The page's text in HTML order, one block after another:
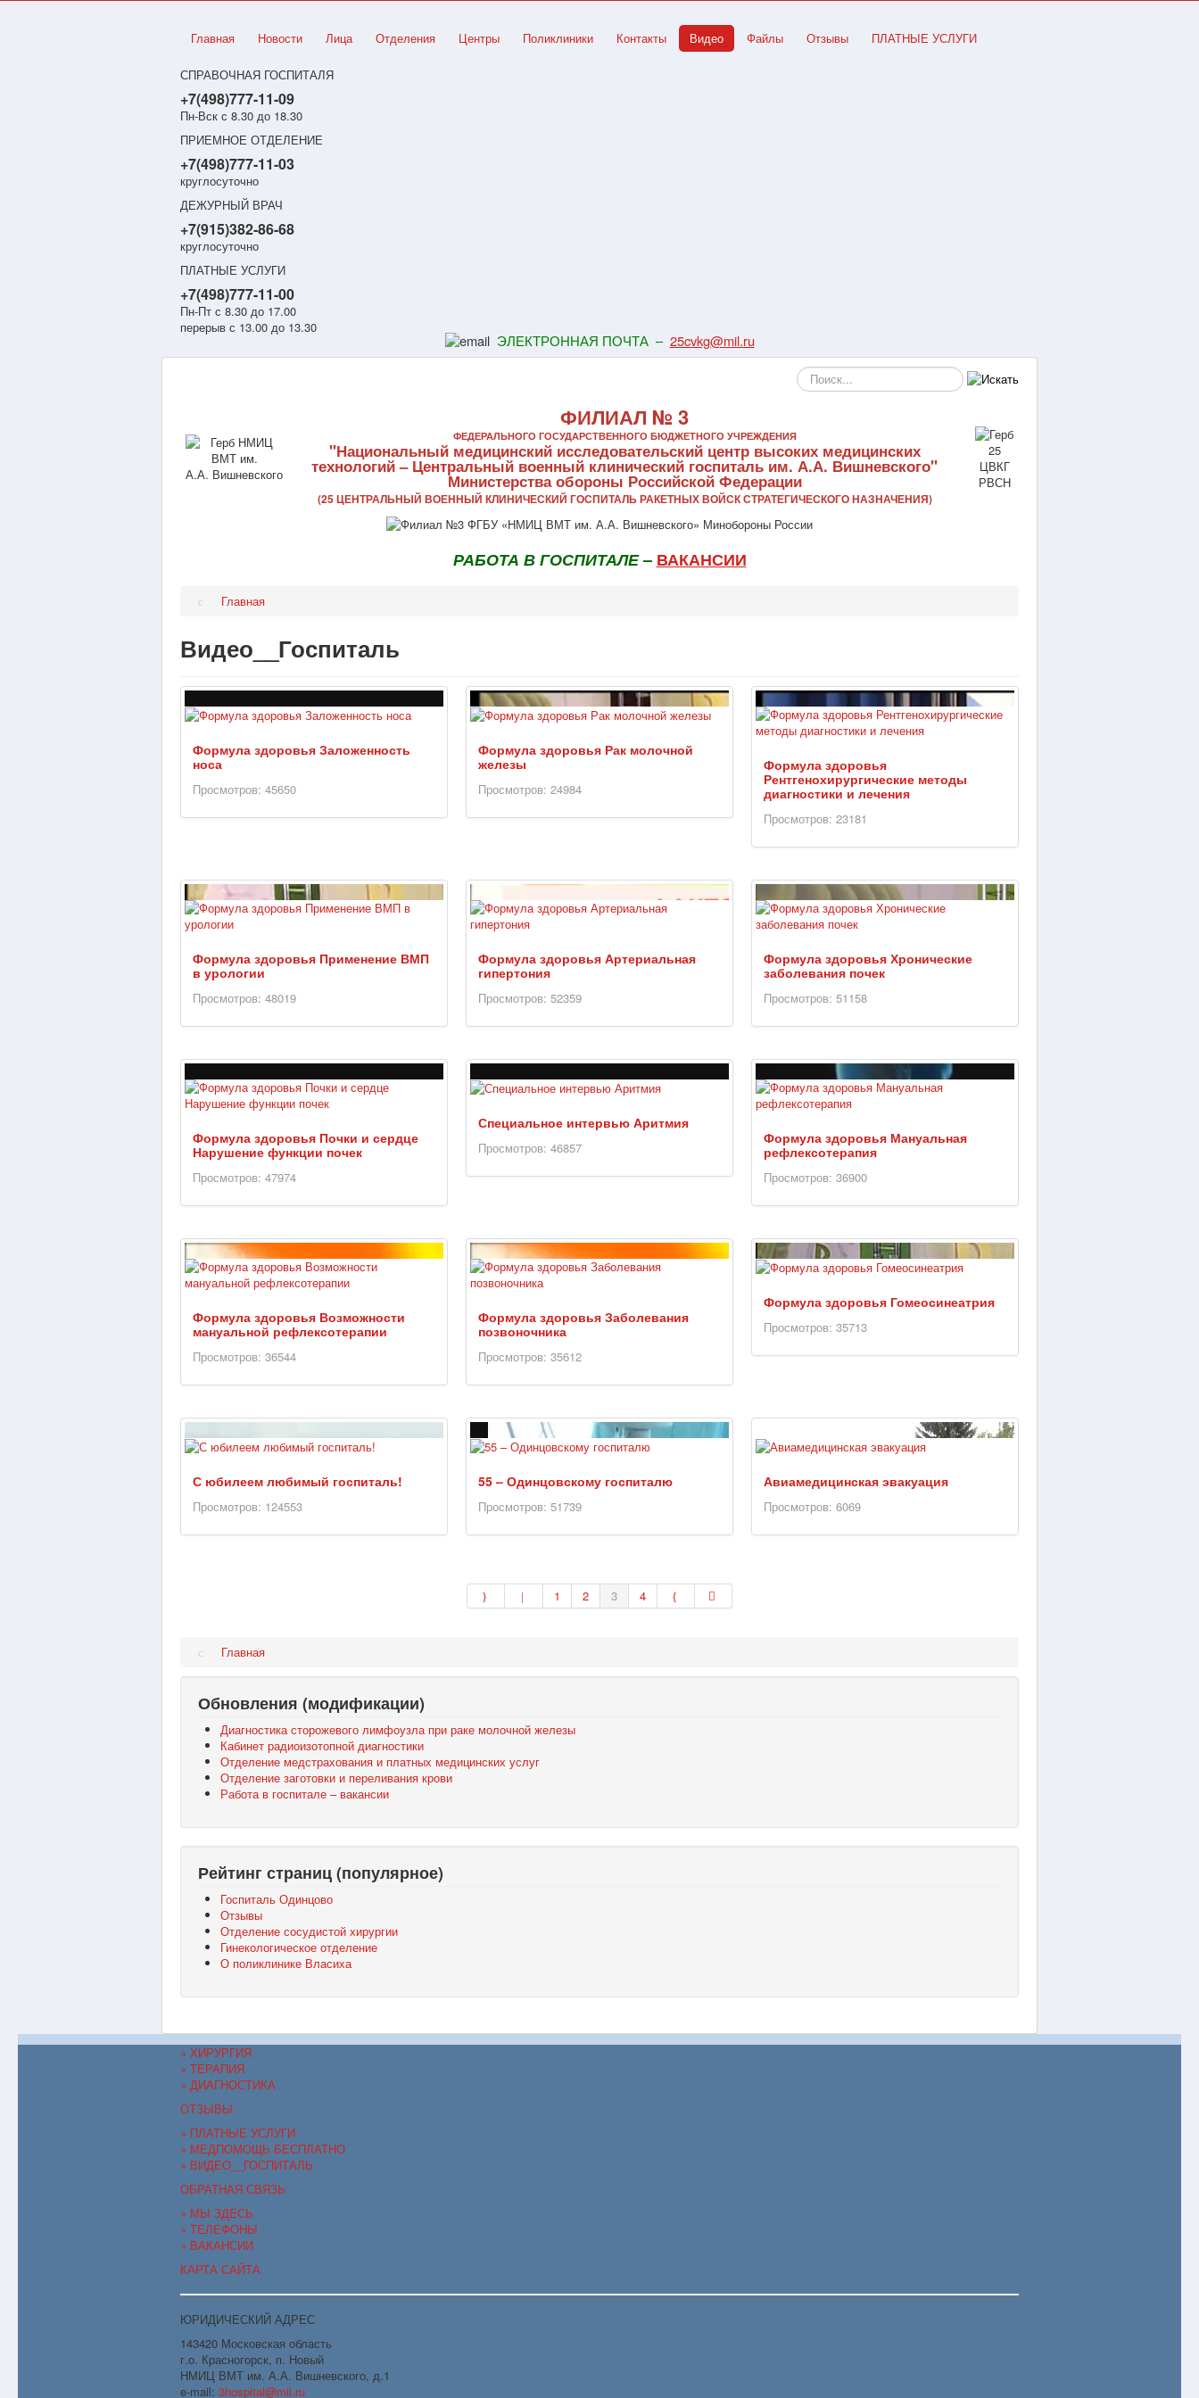
Главная Новости Лица Отделения Центры Поликлиники Контакты Видео Файлы Отзывы ПЛАТНЫЕ УСЛУГИ
СПРАВОЧНАЯ ГОСПИТАЛЯ
+7(498)777-11-09
Пн-Вск с 8.30 до 18.30
ПРИЕМНОЕ ОТДЕЛЕНИЕ
+7(498)777-11-03
круглосуточно
ДЕЖУРНЫЙ ВРАЧ
+7(915)382-86-68
круглосуточно
ПЛАТНЫЕ УСЛУГИ
+7(498)777-11-00
Пн-Пт с 8.30 до 17.00
перерыв с 13.00 до 13.30
ЭЛЕКТРОННАЯ ПОЧТА – 25cvkg@mil.ru
Искать...
ФИЛИАЛ № 3
ФЕДЕРАЛЬНОГО ГОСУДАРСТВЕННОГО БЮДЖЕТНОГО УЧРЕЖДЕНИЯ
"Национальный медицинский исследовательский центр высоких медицинских
технологий – Центральный военный клинический госпиталь им. А.А. Вишневского"
Министерства обороны Российской Федерации
(25 ЦЕНТРАЛЬНЫЙ ВОЕННЫЙ КЛИНИЧЕСКИЙ ГОСПИТАЛЬ РАКЕТНЫХ ВОЙСК СТРАТЕГИЧЕСКОГО НАЗНАЧЕНИЯ)
РАБОТА В ГОСПИТАЛЕ– ВАКАНСИИ
Главная
Видео__Госпиталь
Формула здоровья Заложенность
носа
Просмотров: 45650
Формула здоровья Рак молочной
железы
Просмотров: 24984
Формула здоровья
Рентгенохирургические методы
диагностики и лечения
Просмотров: 23181
Формула здоровья Применение ВМП
в урологии
Просмотров: 48019
Формула здоровья Артериальная
гипертония
Просмотров: 52359
Формула здоровья Хронические
заболевания почек
Просмотров: 51158
Формула здоровья Почки и сердце
Нарушение функции почек
Просмотров: 47974
Специальное интервью Аритмия
Просмотров: 46857
Формула здоровья Мануальная
рефлексотерапия
Просмотров: 36900
Формула здоровья Возможности
мануальной рефлексотерапии
Просмотров: 36544
Формула здоровья Заболевания
позвоночника
Просмотров: 35612
Формула здоровья Гомеосинеатрия
Просмотров: 35713
С юбилеем любимый госпиталь!
Просмотров: 124553
55 – Одинцовскому госпиталю
Просмотров: 51739
Авиамедицинская эвакуация
Просмотров: 6069
1 2 3 4
Главная
Обновления (модификации)
Диагностика сторожевого лимфоузла при раке молочной железы
Кабинет радиоизотопной диагностики
Отделение медстрахования и платных медицинских услуг
Отделение заготовки и переливания крови
Работа в госпитале – вакансии
Рейтинг страниц (популярное)
Госпиталь Одинцово
Отзывы
Отделение сосудистой хирургии
Гинекологическое отделение
О поликлинике Власиха
» ХИРУРГИЯ
» ТЕРАПИЯ
» ДИАГНОСТИКА
ОТЗЫВЫ
» ПЛАТНЫЕ УСЛУГИ
» МЕДПОМОЩЬ БЕСПЛАТНО
» ВИДЕО__ГОСПИТАЛЬ
ОБРАТНАЯ СВЯЗЬ
» МЫ ЗДЕСЬ
» ТЕЛЕФОНЫ
» ВАКАНСИИ
КАРТА САЙТА
ЮРИДИЧЕСКИЙ АДРЕС
143420 Московская область
г.о. Красногорск, п. Новый
НМИЦ ВМТ им. А.А. Вишневского, д.1
e-mail: 3hospital@mil.ru